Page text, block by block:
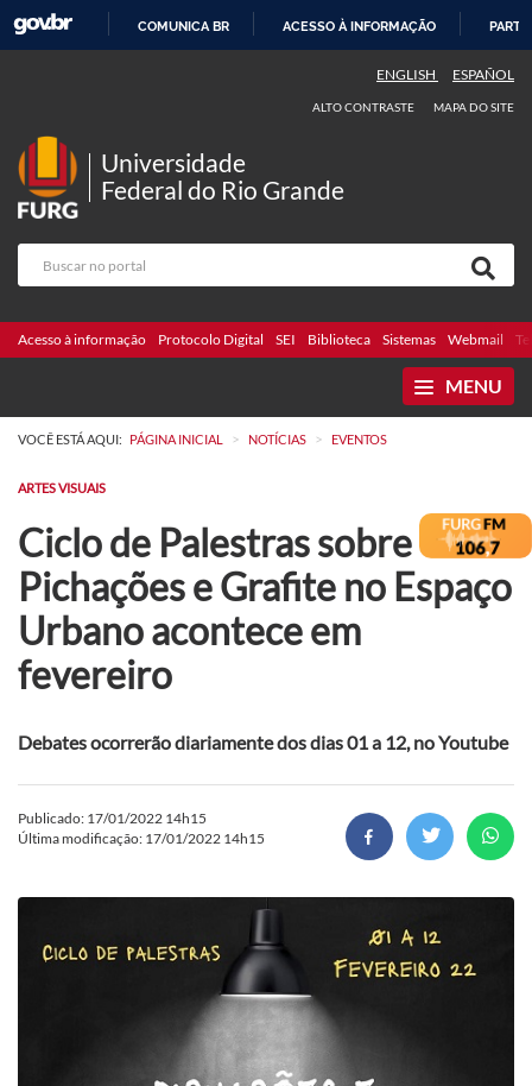
COMUNICA BR ACESSO À INFORMAÇÃO
ENGLISH ESPAÑOL
ALTO CONTRASTE MAPA DO SITE
Universidade
Federal do Rio Grande
Acesso à informação Protocolo Digital SEI Biblioteca Sistemas Webmail
MENU
VOCÊ ESTÁ AQUI: PÁGINA INICIAL > NOTÍCIAS > EVENTOS
ARTES VISUAIS
Ciclo de Palestras sobre
Pichações e Grafite no Espaço
Urbano acontece em
fevereiro
Debates ocorrerão diariamente dos dias 01 a 12, no Youtube
Publicado: 17/01/2022 14h15
Última modificação: 17/01/2022 14h15